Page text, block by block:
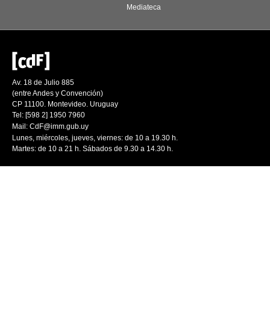
Mediateca
Av. 18 de Julio 885
(entre Andes y Convención)
CP 11100. Montevideo. Uruguay
Tel: [598 2] 1950 7960
Mail: CdF@imm.gub.uy
Lunes, miércoles, jueves, viernes: de 10 a 19.30 h.
Martes: de 10 a 21 h. Sábados de 9.30 a 14.30 h.